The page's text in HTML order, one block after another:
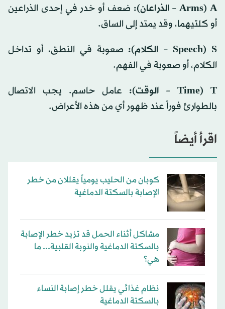
A (Arms – الذراعان):
ضعف أو خدر في إحدى الذراعين
أو كلتيهما، وقد يمتد إلى الساق.
S (Speech – الكلام):
صعوبة في النطق، أو تداخل
الكلام، أو صعوبة في الفهم.
T (Time – الوقت):
عامل حاسم. يجب الاتصال
بالطوارئ فوراً عند ظهور أي من هذه الأعراض.
اقرأ أيضاً
كوبان من الحليب يومياً يقللان من خطر
الإصابة بالسكتة الدماغية
مشاكل أثناء الحمل قد تزيد خطر الإصابة
بالسكتة الدماغية والنوبة القلبية... ما
هي؟
نظام غذائي يقلل خطر إصابة النساء
بالسكتة الدماغية